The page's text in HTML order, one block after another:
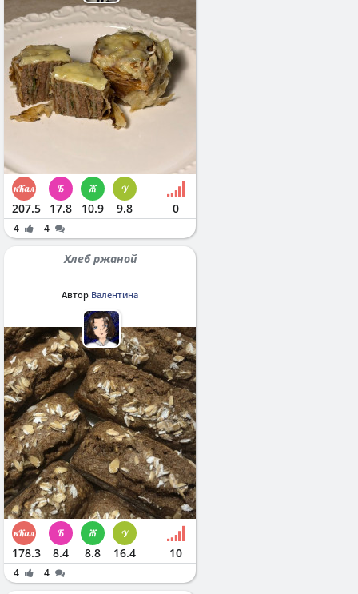
207.5 17.8 10.9 9.8 0
4 4
Хлеб ржаной
Автор Валентина
178.3 8.4 8.8 16.4 10
4 4